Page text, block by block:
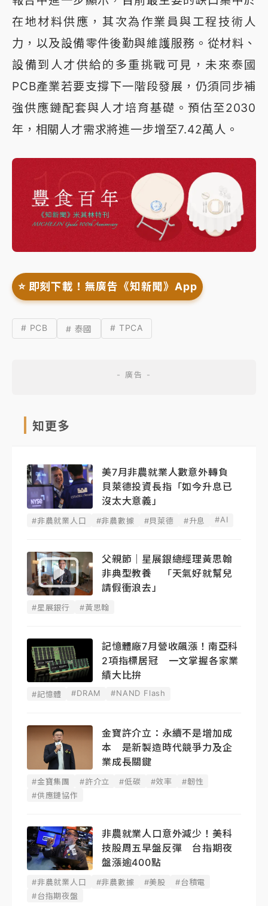
在地材料供應，其次為作業員與工程技術人
力，以及設備零件後勤與維護服務。從材料、
設備到人才供給的多重挑戰可見，未來泰國
PCB產業若要支撐下一階段發展，仍須同步補
強供應鏈配套與人才培育基礎。預估至2030
年，相關人才需求將進一步增至7.42萬人。
⭐️ 即刻下載！無廣告《知新聞》App
# PCB # 泰國 # TPCA
知更多
美7月非農就業人數意外轉負
貝萊德投資長指「如今升息已
沒太大意義」
#非農就業人口 #非農數據 #貝萊德 #升息 #AI
父親節｜星展銀總經理黃思翰
非典型教養 「天氣好就幫兒
請假衝浪去」
#星展銀行 #黃思翰
記憶體廠7月營收飆漲！南亞科
2項指標居冠 一文掌握各家業
績大比拚
#記憶體 #DRAM #NAND Flash
金寶許介立：永續不是增加成
本 是新製造時代競爭力及企
業成長關鍵
#金寶集團 #許介立 #低碳 #效率
#韌性
#供應鏈協作
非農就業人口意外減少！美科
技股周五早盤反彈 台指期夜
盤漲逾400點
#非農就業人口 #非農數據 #美股
#台積電
#台指期夜盤